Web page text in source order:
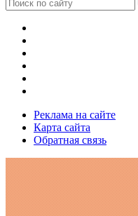
Реклама на сайте
Карта сайта
Обратная связь